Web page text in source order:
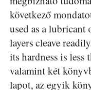
következő
used as a lubricant
layers cleave
its hardness is less
valamint két
lapot, az egyik